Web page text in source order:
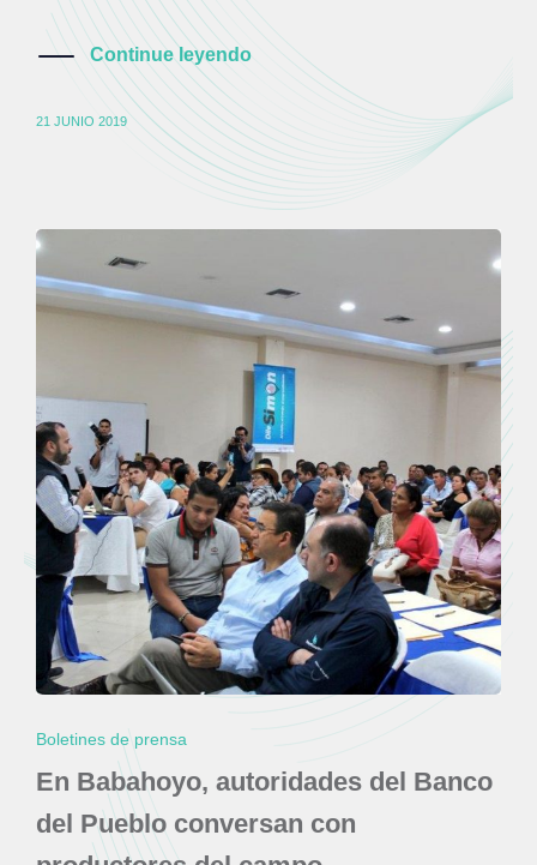
Continue leyendo
21 JUNIO 2019
Boletines de prensa
En Babahoyo, autoridades del Banco
del Pueblo conversan con